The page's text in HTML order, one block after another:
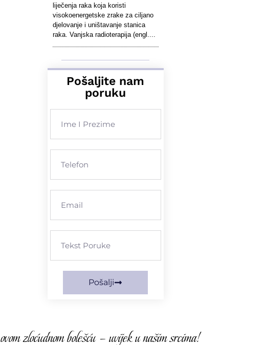
liječenja raka koja koristi
visokoenergetske zrake za ciljano
djelovanje i uništavanje stanica
raka. Vanjska radioterapija (engl....
Pošaljite nam
poruku
Pošalji
zloćudnom bolešću – uvijek u našim srcima!